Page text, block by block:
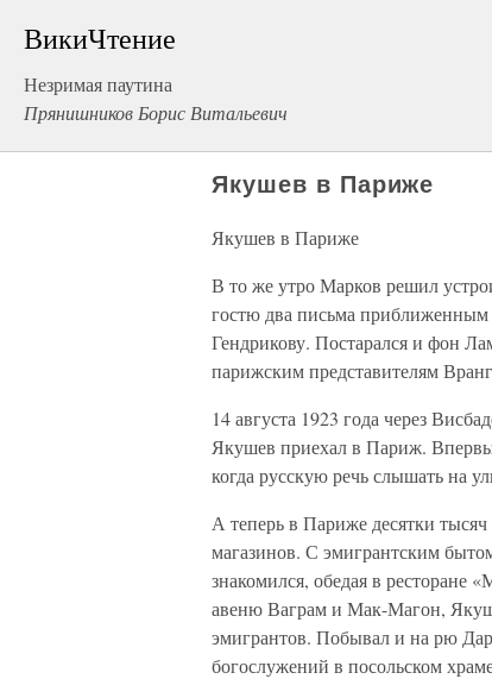
ВикиЧтение
Незримая паутина
Прянишников Борис Витальевич
Якушев в Париже
Якушев в Париже
В то же утро Марков решил
гостю два письма
Гендрикову. Постарался и фон
парижским представителям
14 августа 1923 года через
Якушев приехал в Париж.
когда русскую речь слышать на
А теперь в Париже десятки
магазинов. С эмигрантским
знакомился, обедая в ресторане
авеню Ваграм и Мак-Магон,
эмигрантов. Побывал и на рю
богослужений в посольском